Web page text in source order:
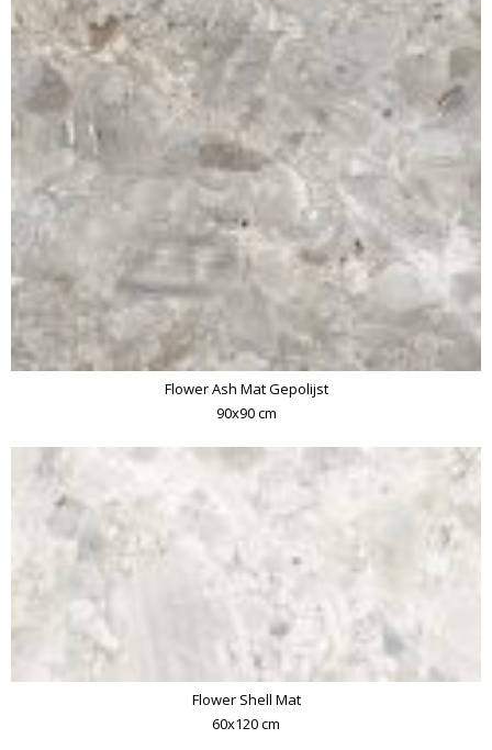
Flower Ash Mat Gepolijst
90x90 cm
Flower Shell Mat
60x120 cm